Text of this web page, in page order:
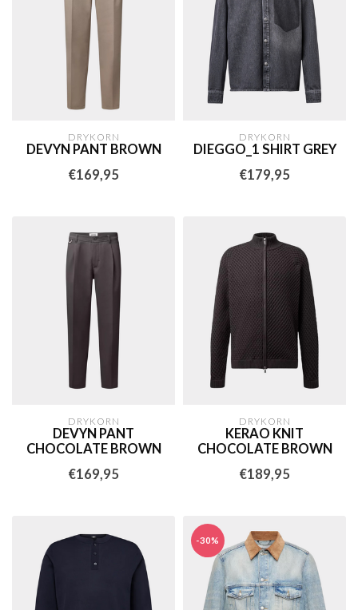
DRYKORN
DEVYN PANT BROWN
€169,95
DRYKORN
DIEGGO_1 SHIRT GREY
€179,95
DRYKORN
DEVYN PANT
CHOCOLATE BROWN
€169,95
DRYKORN
KERAO KNIT
CHOCOLATE BROWN
€189,95
-30%